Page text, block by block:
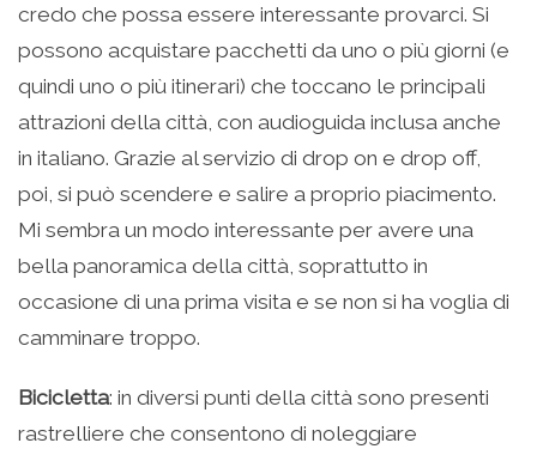
credo che possa essere interessante provarci. Si
possono acquistare pacchetti da uno o più giorni (e
quindi uno o più itinerari) che toccano le principali
attrazioni della città, con audioguida inclusa anche
in italiano. Grazie al servizio di drop on e drop off,
poi, si può scendere e salire a proprio piacimento.
Mi sembra un modo interessante per avere una
bella panoramica della città, soprattutto in
occasione di una prima visita e se non si ha voglia di
camminare troppo.
Bicicletta: in diversi punti della città sono presenti
rastrelliere che consentono di noleggiare